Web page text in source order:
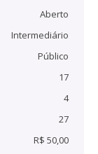
Aberto
Intermediário
Público
17
4
27
R$ 50,00